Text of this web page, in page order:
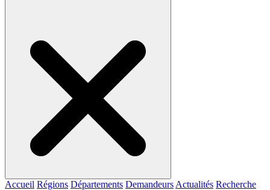
Accueil Régions Départements Demandeurs Actualités Recherche